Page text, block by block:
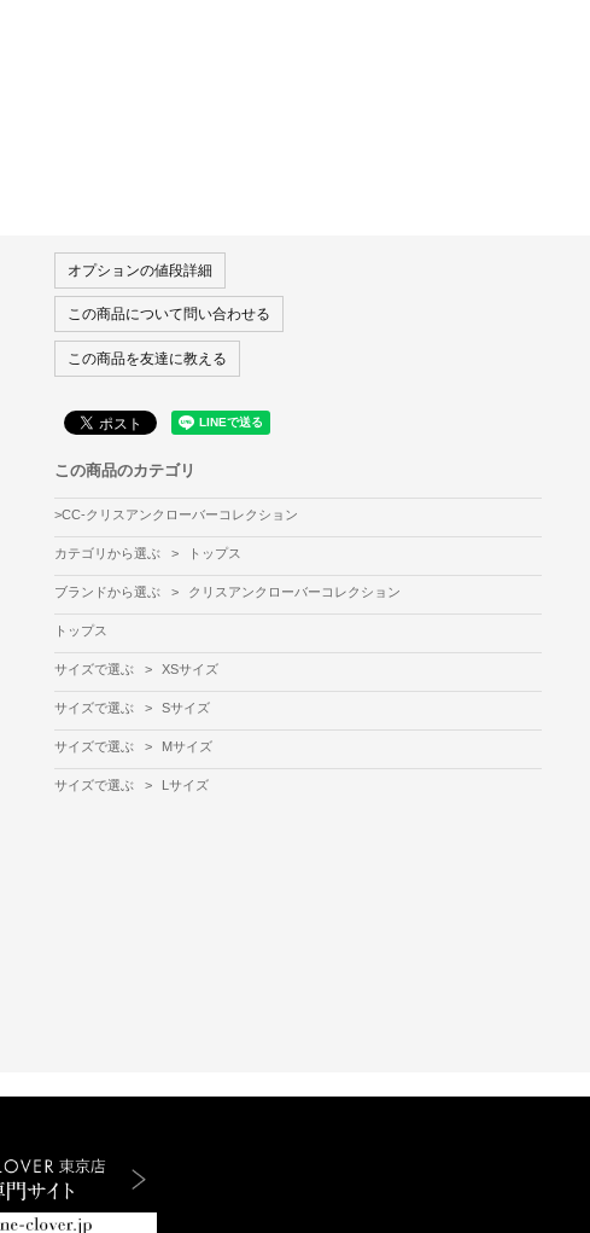
オプションの値段詳細
この商品について問い合わせる
この商品を友達に教える
この商品のカテゴリ
>CC-クリスアンクローバーコレクション
カテゴリから選ぶ > トップス
ブランドから選ぶ > クリスアンクローバーコレクション
トップス
サイズで選ぶ > XSサイズ
サイズで選ぶ > Sサイズ
サイズで選ぶ > Mサイズ
サイズで選ぶ > Lサイズ